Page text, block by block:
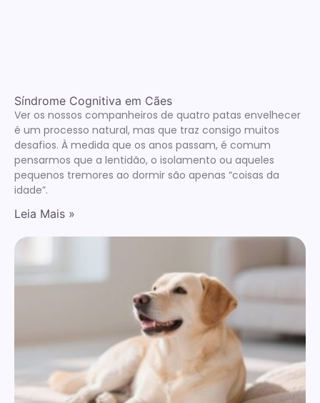
Síndrome Cognitiva em Cães
Ver os nossos companheiros de quatro patas envelhecer
é um processo natural, mas que traz consigo muitos
desafios. À medida que os anos passam, é comum
pensarmos que a lentidão, o isolamento ou aqueles
pequenos tremores ao dormir são apenas “coisas da
idade”.
Leia Mais »